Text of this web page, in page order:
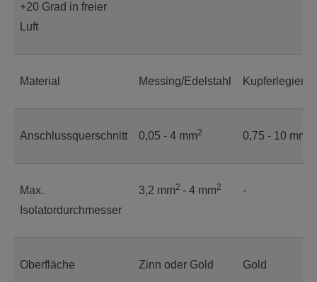
+20 Grad in freier
Luft
Material Messing/Edelstahl
Anschlussquerschnitt 0,05 - 4 mm2 0,75 - 10 mm
Max.
Isolatordurchmesser
3,2 mm2 - 4 mm2 -
Oberfläche Zinn oder Gold Gold